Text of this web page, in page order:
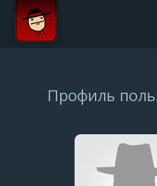
Профиль